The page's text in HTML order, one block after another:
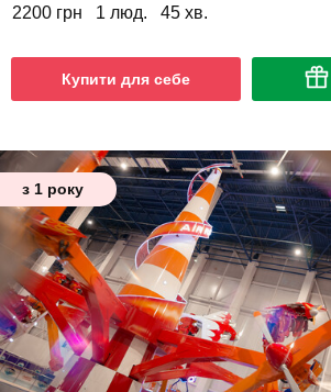
2200 грн 1 люд. 45 хв.
Купити для себе
з 1 року